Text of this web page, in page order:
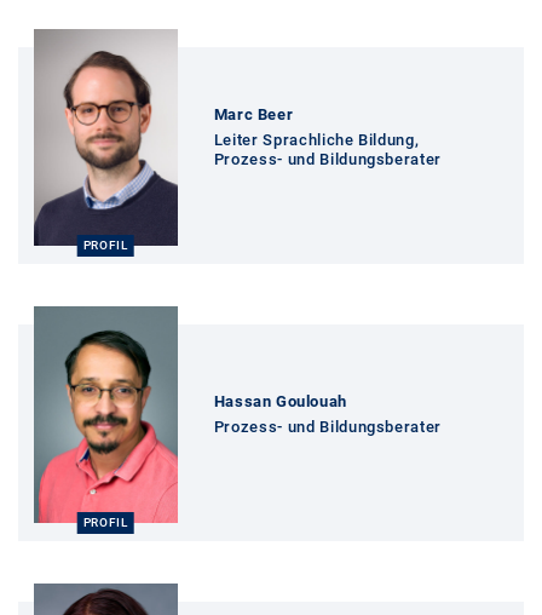
PROFIL
Marc Beer
Leiter Sprachliche Bildung,
Prozess- und Bildungsberater
PROFIL
Hassan Goulouah
Prozess- und Bildungsberater